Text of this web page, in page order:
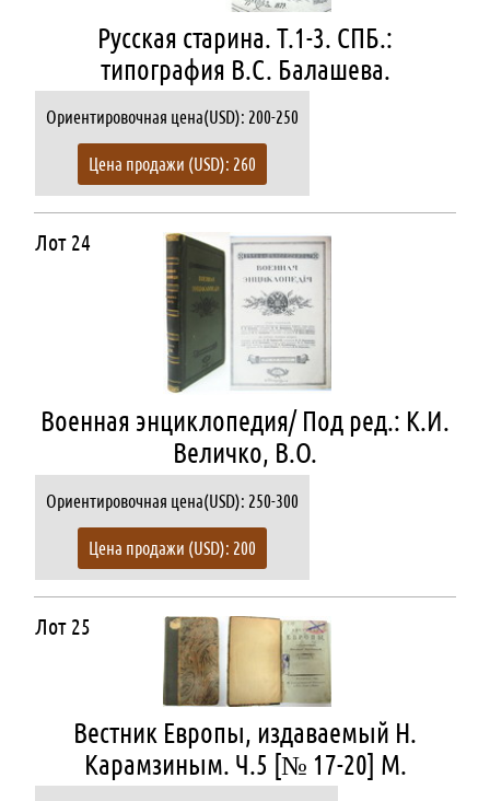
Русская старина. Т.1-3. СПБ.:
типография В.С. Балашева.
Ориентировочная цена(USD): 200-250
Цена продажи (USD): 260
Лот 24
Военная энциклопедия/ Под ред.: К.И.
Величко, В.О.
Ориентировочная цена(USD): 250-300
Цена продажи (USD): 200
Лот 25
Вестник Европы, издаваемый Н.
Карамзиным. Ч.5 [№ 17-20] М.